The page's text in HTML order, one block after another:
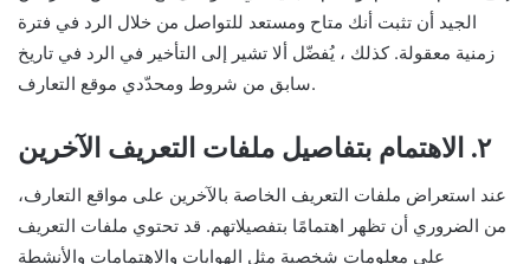
الجيد أن تثبت أنك متاح ومستعد للتواصل من خلال الرد في فترة
زمنية معقولة. كذلك ، يُفضّل ألا تشير إلى التأخير في الرد في تاريخ
سابق من شروط ومحدّدي موقع التعارف.
٢. الاهتمام بتفاصيل ملفات التعريف الآخرين
عند استعراض ملفات التعريف الخاصة بالآخرين على مواقع التعارف،
من الضروري أن تظهر اهتمامًا بتفصيلاتهم. قد تحتوي ملفات التعريف
على معلومات شخصية مثل الهوايات والاهتمامات والأنشطة